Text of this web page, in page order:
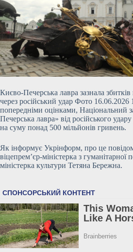
Києво-Печерська лавра зазнала
через російський удар Фото
попередніми оцінками, Національний
Печерська лавра» від російського
на суму понад 500 мільйонів гривень.
Як інформує Укрінформ, про це
віцепрем’єр-міністерка з гуманітарної
міністерка культури Тетяна Бережна.